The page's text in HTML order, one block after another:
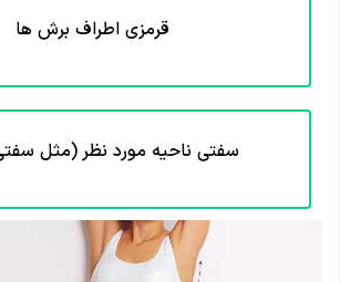
قرمزی اطراف برش ها
سفتی ناحیه مورد نظر (مثل